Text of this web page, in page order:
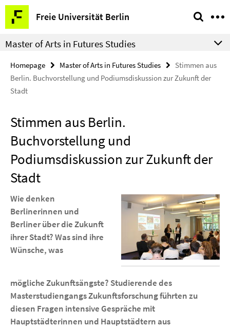
Springe
direkt
zu
Inhalt
Freie Universität Berlin
Service
Navigation
Master of Arts in Futures Studies
Homepage Master of Arts in Futures Studies
Stimmen aus
Berlin. Buchvorstellung und Podiumsdiskussion zur Zukunft der
Stadt
Stimmen aus Berlin.
Buchvorstellung und
Podiumsdiskussion zur Zukunft der
Stadt
Wie denken
Berlinerinnen und
Berliner über die Zukunft
ihrer Stadt? Was sind ihre
Wünsche, was
mögliche Zukunftsängste? Studierende des
Masterstudiengangs Zukunftsforschung führten zu
diesen Fragen intensive Gespräche mit
Hauptstädterinnen und Hauptstädtern aus